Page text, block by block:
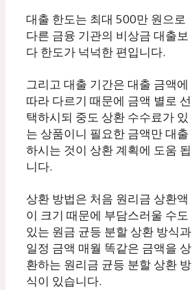
대출 한도는 최대 500만 원으로
다른 금융 기관의 비상금 대출보
다 한도가 넉넉한 편입니다.
그리고 대출 기간은 대출 금액에
따라 다르기 때문에 금액 별로 선
택하시되 중도 상환 수수료가 있
는 상품이니 필요한 금액만 대출
하시는 것이 상환 계획에 도움 됩
니다.
상환 방법은 처음 원리금 상환액
이 크기 때문에 부담스러울 수도
있는 원금 균등 분할 상환 방식과
일정 금액 매월 똑같은 금액을 상
환하는 원리금 균등 분할 상환 방
식이 있습니다.